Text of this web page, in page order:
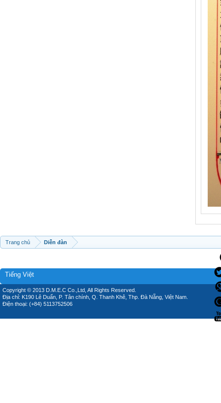
Trang chủ Diễn đàn
Tiếng Việt
Copyright © 2013 D.M.E.C Co.,Ltd, All Rights Reserved.
Địa chỉ: K190 Lê Duẩn, P. Tân chính, Q. Thanh Khê, Thp. Đà Nẵng, Việt Nam.
Điện thoại: (+84) 5113752506